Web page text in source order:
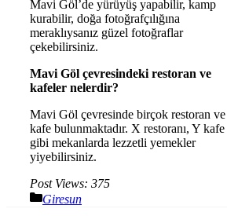
Mavi Göl’de yürüyüş yapabilir, kamp
kurabilir, doğa fotoğrafçılığına
meraklıysanız güzel fotoğraflar
çekebilirsiniz.
Mavi Göl çevresindeki restoran ve
kafeler nelerdir?
Mavi Göl çevresinde birçok restoran ve
kafe bulunmaktadır. X restoranı, Y kafe
gibi mekanlarda lezzetli yemekler
yiyebilirsiniz.
Post Views: 375
Kategoriler
Giresun